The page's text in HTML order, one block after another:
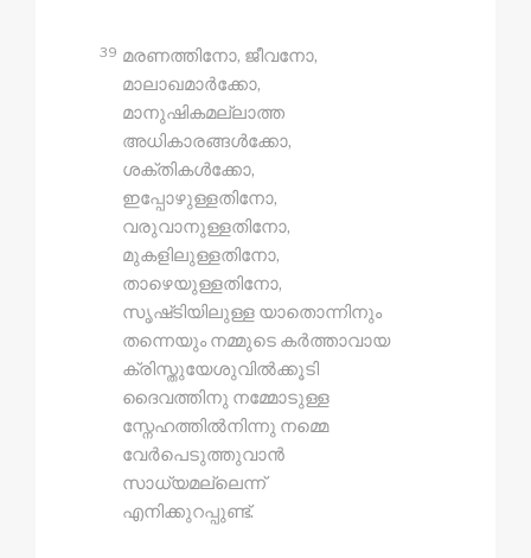
39 മരണത്തിനോ, ജീവനോ,
മാലാഖമാർക്കോ,
മാനുഷികമല്ലാത്ത
അധികാരങ്ങൾക്കോ,
ശക്തികൾക്കോ,
ഇപ്പോഴുള്ളതിനോ,
വരുവാനുള്ളതിനോ,
മുകളിലുള്ളതിനോ,
താഴെയുള്ളതിനോ,
സൃഷ്‍ടിയിലുള്ള യാതൊന്നിനും
തന്നെയും നമ്മുടെ കർത്താവായ
ക്രിസ്തുയേശുവിൽക്കൂടി
ദൈവത്തിനു നമ്മോടുള്ള
സ്നേഹത്തിൽനിന്നു നമ്മെ
വേർപെടുത്തുവാൻ
സാധ്യമല്ലെന്ന്
എനിക്കുറപ്പുണ്ട്.